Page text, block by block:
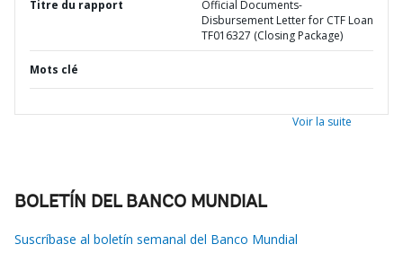
Titre du rapport
Official Documents-
Disbursement Letter for CTF Loan
TF016327 (Closing Package)
Mots clé
Voir la suite
BOLETÍN DEL BANCO MUNDIAL
Suscríbase al boletín semanal del Banco Mundial